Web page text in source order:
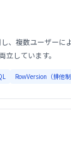
、複数ユーザーに
立しています。
RowVersion（排他制